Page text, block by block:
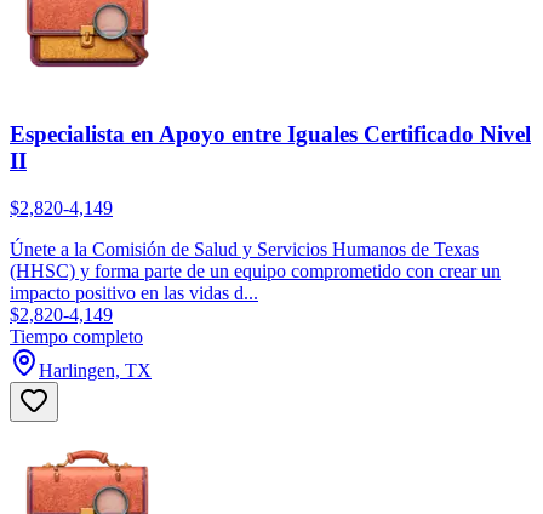
Especialista en Apoyo entre Iguales Certificado Nivel
II
$2,820-4,149
Únete a la Comisión de Salud y Servicios Humanos de Texas
(HHSC) y forma parte de un equipo comprometido con crear un
impacto positivo en las vidas d...
$2,820-4,149
Tiempo completo
Harlingen, TX